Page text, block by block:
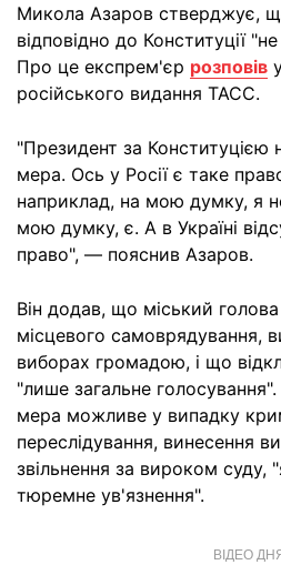
Микола Азаров стверджує,
відповідно до Конституції
Про це експрем'єр розповів
російського видання ТАСС.
"Президент за Конституцією
мера. Ось у Росії є таке
наприклад, на мою думку, я
мою думку, є. А в Україні
право", — пояснив Азаров.
Він додав, що міський
місцевого самоврядування,
виборах громадою, і що
"лише загальне
мера можливе у випадку
переслідування, винесення
звільнення за вироком
тюремне ув'язнення".
ВІДЕО